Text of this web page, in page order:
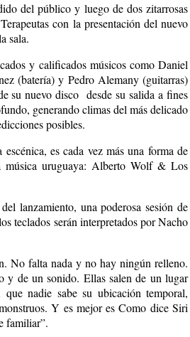
del público y luego de dos zitarrosas
con la presentación del nuevo
sala.
y calificados músicos como Daniel
(batería) y Pedro Alemany (guitarras)
su nuevo disco desde su salida a fines
generando climas del más delicado
posibles.
es cada vez más una forma de
uruguaya: Alberto Wolf & Los
lanzamiento, una poderosa sesión de
teclados serán interpretados por Nacho
No falta nada y no hay ningún relleno.
y de un sonido. Ellas salen de un lugar
nadie sabe su ubicación temporal,
Y es mejor es Como dice Siri
familiar”.